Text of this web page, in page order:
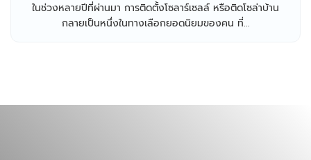
ในช่วงหลายปีที่ผ่านมา การติดตั้งโซลาร์เซลล์ หรือติดโซล่าบ้าน
กลายเป็นหนึ่งในทางเลือกยอดนิยมของคน ที่...